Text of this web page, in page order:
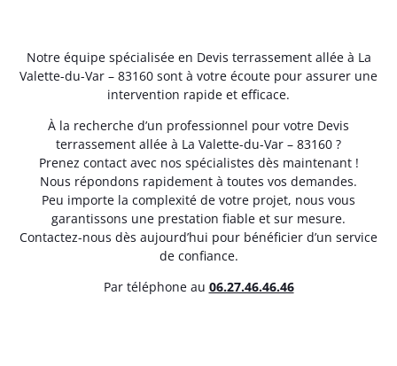
Notre équipe spécialisée en Devis terrassement allée à La
Valette-du-Var – 83160 sont à votre écoute pour assurer une
intervention rapide et efficace.
À la recherche d’un professionnel pour votre Devis
terrassement allée à La Valette-du-Var – 83160 ?
Prenez contact avec nos spécialistes dès maintenant !
Nous répondons rapidement à toutes vos demandes.
Peu importe la complexité de votre projet, nous vous
garantissons une prestation fiable et sur mesure.
Contactez-nous dès aujourd’hui pour bénéficier d’un service
de confiance.
Par téléphone au 06.27.46.46.46